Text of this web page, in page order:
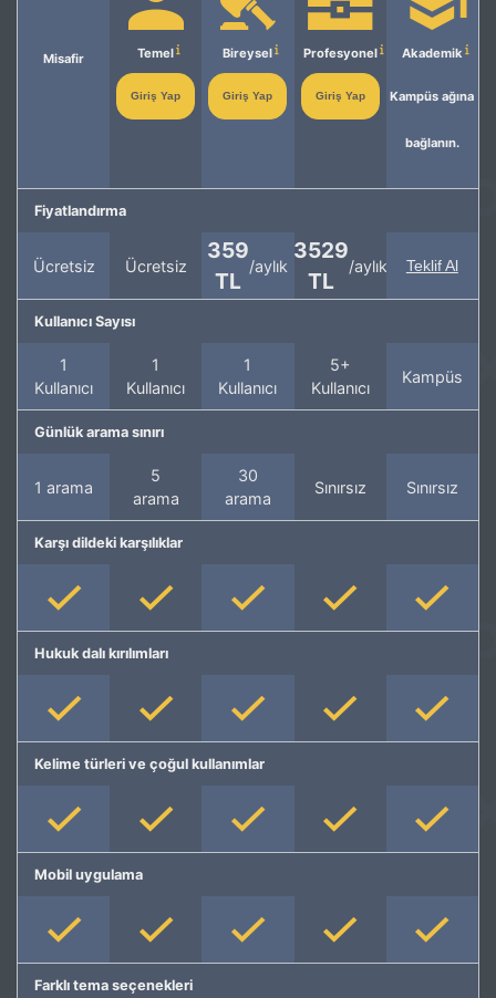
Misafir Temel
Giriş Yap
Bireysel
Giriş Yap
Profesyonel
Giriş Yap
Akademik
Kampüs ağına
bağlanın.
Fiyatlandırma
Ücretsiz Ücretsiz
359
TL
/aylık
3529
TL
/aylık Teklif Al
Kullanıcı Sayısı
1
Kullanıcı
1
Kullanıcı
1
Kullanıcı
5+
Kullanıcı
Kampüs
Günlük arama sınırı
1 arama
5
arama
30
arama
Sınırsız Sınırsız
Karşı dildeki karşılıklar
Hukuk dalı kırılımları
Kelime türleri ve çoğul kullanımlar
Mobil uygulama
Farklı tema seçenekleri